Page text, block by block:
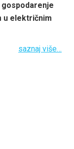
gospodarenje
u električnim
saznaj više…